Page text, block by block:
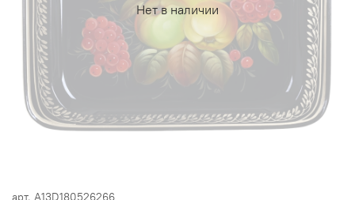
Нет в наличии
арт. A13D180526266